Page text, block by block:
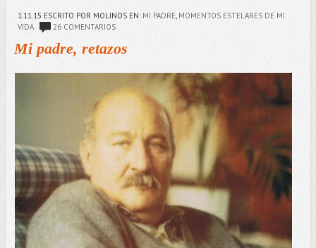
1.11.15 ESCRITO POR MOLINOS EN: MI PADRE, MOMENTOS ESTELARES DE MI
VIDA
26 COMENTARIOS
Mi padre, retazos